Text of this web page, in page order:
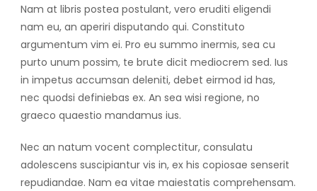
Nam at libris postea postulant, vero eruditi eligendi
nam eu, an aperiri disputando qui. Constituto
argumentum vim ei. Pro eu summo inermis, sea cu
purto unum possim, te brute dicit mediocrem sed. Ius
in impetus accumsan deleniti, debet eirmod id has,
nec quodsi definiebas ex. An sea wisi regione, no
graeco quaestio mandamus ius.
Nec an natum vocent complectitur, consulatu
adolescens suscipiantur vis in, ex his copiosae senserit
repudiandae. Nam ea vitae maiestatis comprehensam.